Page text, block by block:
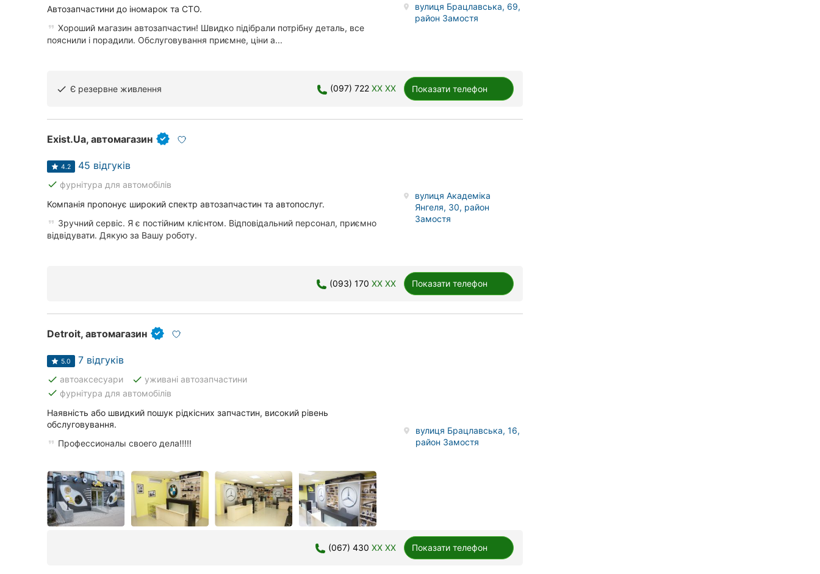
Івано-Франківськ
Ужгород
Автозапчастини до іномарок та СТО.
Хороший магазин автозапчастин! Швидко підібрали потрібну деталь, все
пояснили і порадили. Обслуговування приємне, ціни а...
вулиця Брацлавська, 69,
район Замостя
done Є резервне живлення (097) 722 XX XX Показати телефон
Exist.Ua, автомагазин
4.2 45 відгуків
done фурнітура для автомобілів
Компанія пропонує широкий спектр автозапчастин та автопослуг.
Зручний сервіс. Я є постійним клієнтом. Відповідальний персонал, приємно
відвідувати. Дякую за Вашу роботу.
вулиця Академіка
Янгеля, 30, район
Замостя
(093) 170 XX XX Показати телефон
Detroit, автомагазин
5.0 7 відгуків
done автоаксесуари done уживані автозапчастини
done фурнітура для автомобілів
Наявність або швидкий пошук рідкісних запчастин, високий рівень
обслуговування.
Профессионалы своего дела!!!!!
вулиця Брацлавська, 16,
район Замостя
(067) 430 XX XX Показати телефон